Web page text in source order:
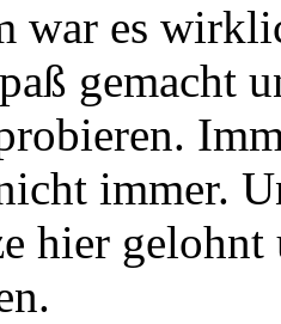
war es
gemacht
immer.
hier